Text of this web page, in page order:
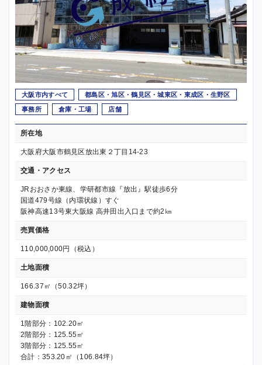
大阪市内すべて 都島区・旭区・鶴見区・城東区・東成区・生野区
事務所 倉庫・工場 店舗
所在地
大阪府大阪市鶴見区放出東２丁目14-23
交通・アクセス
JRおおさか東線、学研都市線『放出』駅徒歩6分
国道479号線（内環状線）すぐ
阪神高速13号東大阪線 高井田出入口まで約2㎞
売買価格
110,000,000円（税込）
土地面積
166.37㎡（50.32坪）
建物面積
1階部分：102.20㎡
2階部分：125.55㎡
3階部分：125.55㎡
合計：353.20㎡（106.84坪）